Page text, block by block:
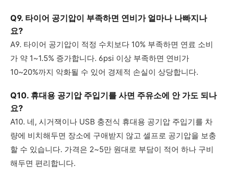
Q9. 타이어 공기압이 부족하면 연비가 얼마나 나빠지나
요?
A9. 타이어 공기압이 적정 수치보다 10% 부족하면 연료 소비
가 약 1~1.5% 증가합니다. 6psi 이상 부족하면 연비가
10~20%까지 악화될 수 있어 경제적 손실이 상당합니다.
Q10. 휴대용 공기압 주입기를 사면 주유소에 안 가도 되나
요?
A10. 네, 시거잭이나 USB 충전식 휴대용 공기압 주입기를 차
량에 비치해두면 장소에 구애받지 않고 셀프로 공기압을 보충
할 수 있습니다. 가격은 2~5만 원대로 부담이 적어 하나 구비
해두면 편리합니다.